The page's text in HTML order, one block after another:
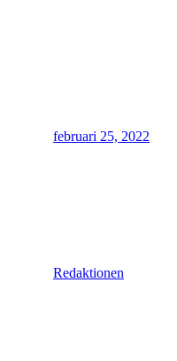
februari 25, 2022
Redaktionen